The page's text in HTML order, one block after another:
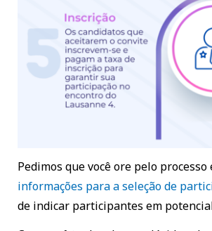
Pedimos que você ore pelo processo
informações para a seleção de
de indicar participantes em